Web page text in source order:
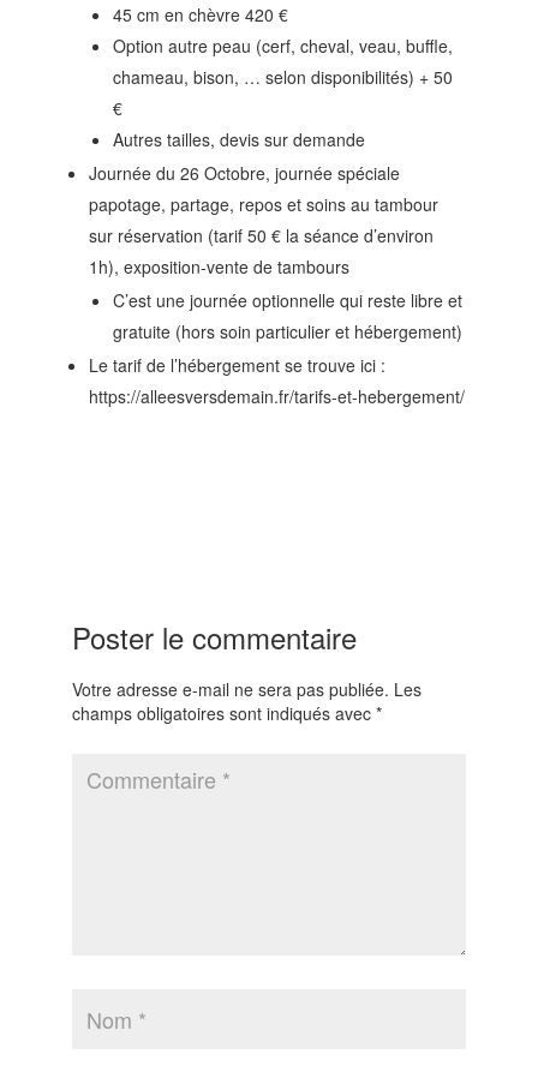
45 cm en chèvre 420 €
Option autre peau (cerf, cheval, veau, buffle,
chameau, bison, … selon disponibilités) + 50
€
Autres tailles, devis sur demande
Journée du 26 Octobre, journée spéciale
papotage, partage, repos et soins au tambour
sur réservation (tarif 50 € la séance d’environ
1h), exposition-vente de tambours
C’est une journée optionnelle qui reste libre et
gratuite (hors soin particulier et hébergement)
Le tarif de l’hébergement se trouve ici :
https://alleesversdemain.fr/tarifs-et-hebergement/
Poster le commentaire
Votre adresse e-mail ne sera pas publiée. Les
champs obligatoires sont indiqués avec *